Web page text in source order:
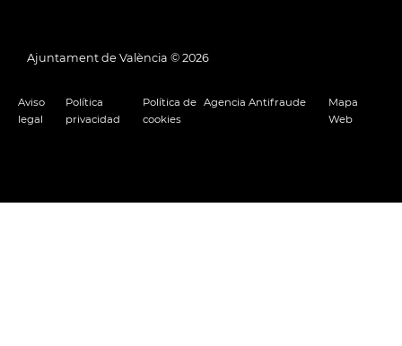
Ajuntament de València © 2026
Aviso
legal
Política
privacidad
Política de
cookies
Agencia Antifraude
Mapa
Web